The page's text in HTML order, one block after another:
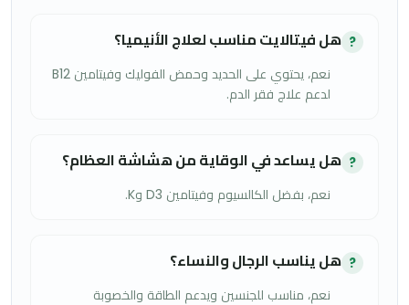
? هل فيتالايت مناسب لعلاج الأنيميا؟
نعم، يحتوي على الحديد وحمض الفوليك وفيتامين B12
لدعم علاج فقر الدم.
? هل يساعد في الوقاية من هشاشة العظام؟
نعم، بفضل الكالسيوم وفيتامين D3 وK.
? هل يناسب الرجال والنساء؟
نعم، مناسب للجنسين ويدعم الطاقة والخصوبة